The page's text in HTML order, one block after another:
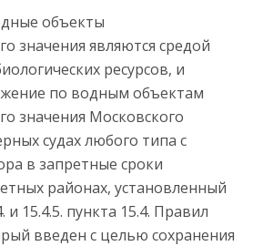
объекты
значения являются средой
ресурсов, и
по водным объектам
значения Московского
судах любого типа с
в запретные сроки
районах, установленный
и 15.4.5. пункта 15.4. Правил
введен с целью сохранения